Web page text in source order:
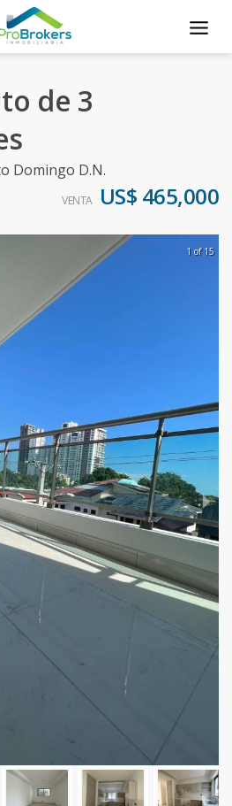
de 3
Domingo D.N.
VENTA US$ 465,000
1 of 15